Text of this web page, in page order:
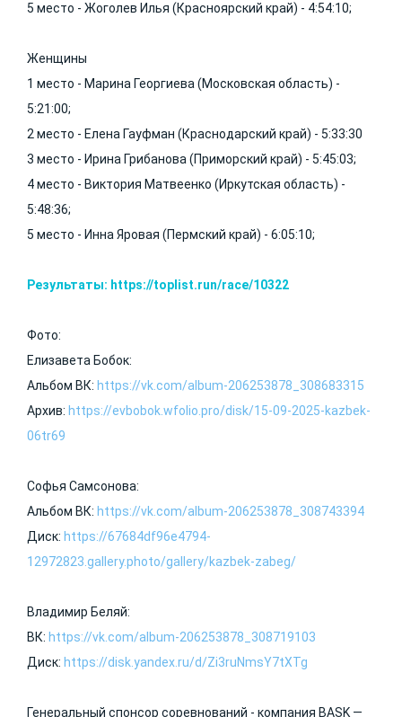
5 место - Жоголев Илья (Красноярский край) - 4:54:10;
Женщины
1 место - Марина Георгиева (Московская область) -
5:21:00;
2 место - Елена Гауфман (Краснодарский край) - 5:33:30
3 место - Ирина Грибанова (Приморский край) - 5:45:03;
4 место - Виктория Матвеенко (Иркутская область) -
5:48:36;
5 место - Инна Яровая (Пермский край) - 6:05:10;
Результаты: https://toplist.run/race/10322
Фото:
Елизавета Бобок:
Альбом ВК: https://vk.com/album-206253878_308683315
Архив: https://evbobok.wfolio.pro/disk/15-09-2025-kazbek-
06tr69
Софья Самсонова:
Альбом ВК: https://vk.com/album-206253878_308743394
Диск: https://67684df96e4794-
12972823.gallery.photo/gallery/kazbek-zabeg/
Владимир Беляй:
ВК: https://vk.com/album-206253878_308719103
Диск: https://disk.yandex.ru/d/Zi3ruNmsY7tXTg
Генеральный спонсор соревнований - компания BASK —